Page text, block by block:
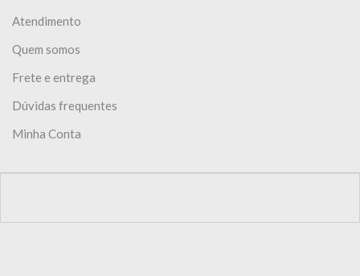
Atendimento
Quem somos
Frete e entrega
Dúvidas frequentes
Minha Conta